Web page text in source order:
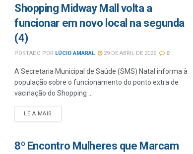
Shopping Midway Mall volta a
funcionar em novo local na segunda
(4)
POSTADO POR LÚCIO AMARAL 29 DE ABRIL DE 2026 0
A Secretaria Municipal de Saúde (SMS) Natal informa à
população sobre o funcionamento do ponto extra de
vacinação do Shopping ...
LEIA MAIS
8º Encontro Mulheres que Marcam